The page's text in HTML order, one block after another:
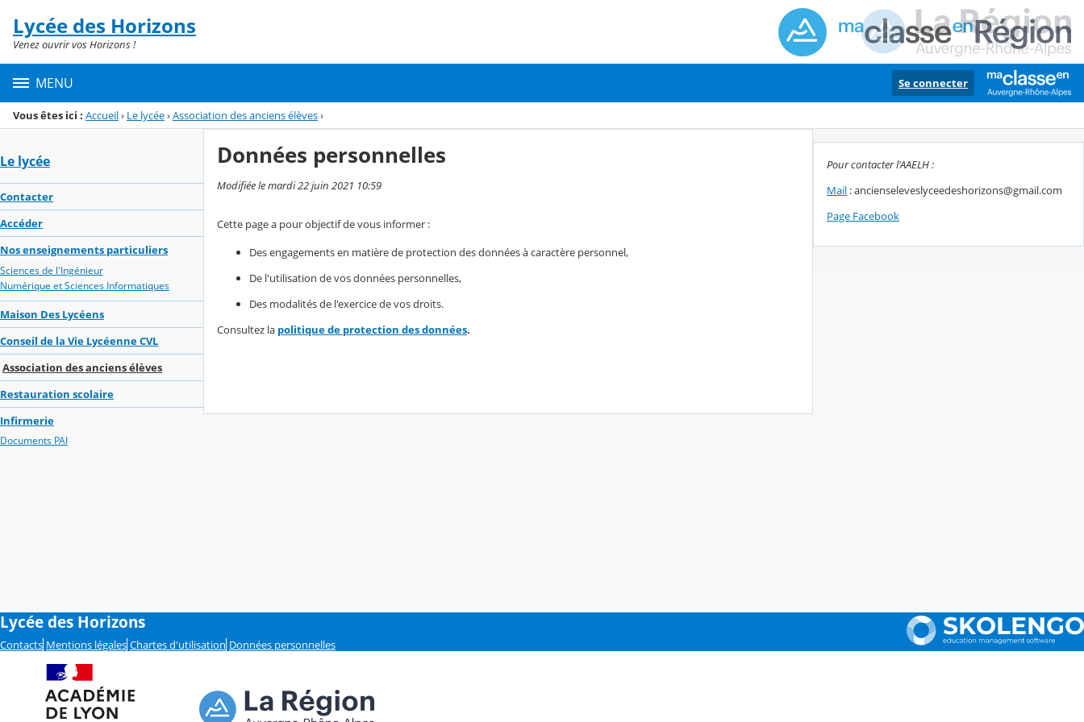
Menu de la rubrique
Contenu
Lycée des Horizons
Venez ouvrir vos Horizons !
MENU Se connecter
Vous êtes ici : Accueil› Le lycée›Association des anciens élèves›
Le lycée
Contacter
Accéder
Nos enseignements particuliers
Sciences de l'Ingénieur
Numérique et Sciences Informatiques
Maison Des Lycéens
Conseil de la Vie Lycéenne CVL
Association des anciens élèves
Restauration scolaire
Infirmerie
Documents PAI
Données personnelles
Modifiée le mardi 22 juin 2021 10:59
Cette page a pour objectif de vous informer :
Des engagements en matière de protection des données à caractère personnel,
De l'utilisation de vos données personnelles,
Des modalités de l'exercice de vos droits.
Consultez la politique de protection des données.
Pour contacter l'AAELH :
Mail : ancienseleveslyceedeshorizons@gmail.com
Page Facebook
Lycée des Horizons
Contacts Mentions légales Chartes d'utilisation Données personnelles